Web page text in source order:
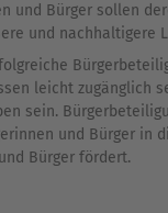
und Bürger sollen
und nachhaltigere
leicht zugänglich
sein.
und Bürger
Bürger fördert.